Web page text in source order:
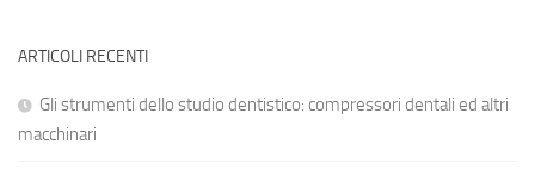
ARTICOLI RECENTI
Gli strumenti dello studio dentistico: compressori dentali ed altri
macchinari